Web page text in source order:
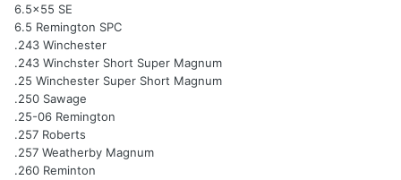
6.5x55 SE
6.5 Remington SPC
.243 Winchester
.243 Winchster Short Super Magnum
.25 Winchester Super Short Magnum
.250 Sawage
.25-06 Remington
.257 Roberts
.257 Weatherby Magnum
.260 Reminton